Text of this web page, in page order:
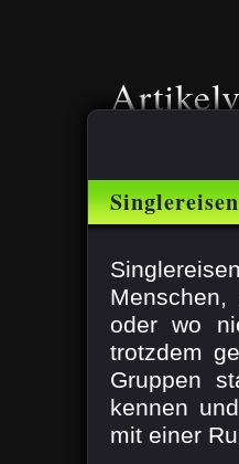
oder wo
trotzdem
Gruppen
kennen
mit einer